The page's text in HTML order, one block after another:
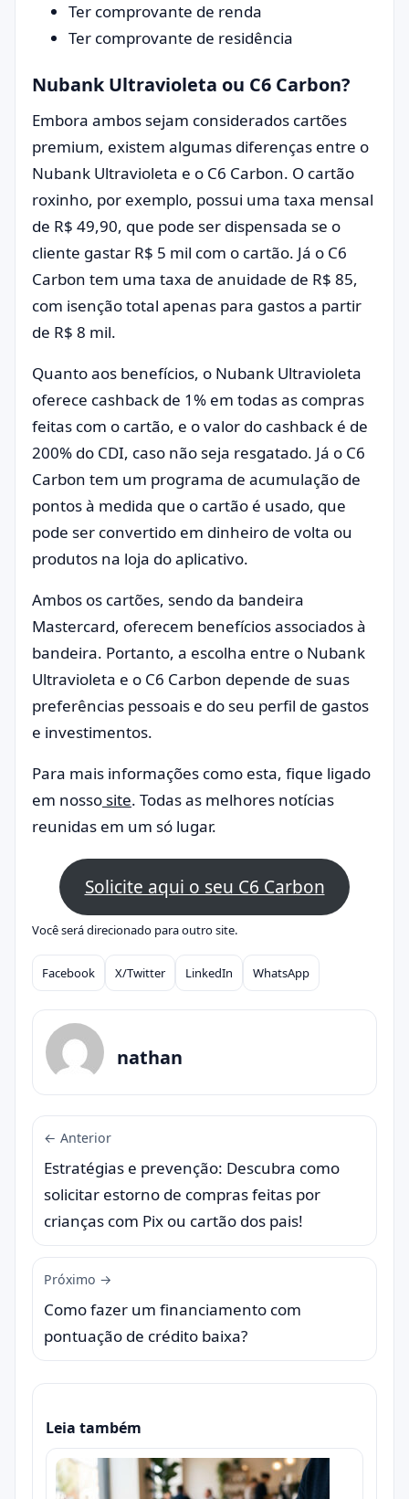
Ter comprovante de renda
Ter comprovante de residência
Nubank Ultravioleta ou C6 Carbon?
Embora ambos sejam considerados cartões
premium, existem algumas diferenças entre o
Nubank Ultravioleta e o C6 Carbon. O cartão
roxinho, por exemplo, possui uma taxa mensal
de R$ 49,90, que pode ser dispensada se o
cliente gastar R$ 5 mil com o cartão. Já o C6
Carbon tem uma taxa de anuidade de R$ 85,
com isenção total apenas para gastos a partir
de R$ 8 mil.
Quanto aos benefícios, o Nubank Ultravioleta
oferece cashback de 1% em todas as compras
feitas com o cartão, e o valor do cashback é de
200% do CDI, caso não seja resgatado. Já o C6
Carbon tem um programa de acumulação de
pontos à medida que o cartão é usado, que
pode ser convertido em dinheiro de volta ou
produtos na loja do aplicativo.
Ambos os cartões, sendo da bandeira
Mastercard, oferecem benefícios associados à
bandeira. Portanto, a escolha entre o Nubank
Ultravioleta e o C6 Carbon depende de suas
preferências pessoais e do seu perfil de gastos
e investimentos.
Para mais informações como esta, fique ligado
em nosso site. Todas as melhores notícias
reunidas em um só lugar.
Solicite aqui o seu C6 Carbon
Você será direcionado para outro site.
Compartilhar
Facebook X/Twitter LinkedIn WhatsApp
nathan
← Anterior
Estratégias e prevenção: Descubra como
solicitar estorno de compras feitas por
crianças com Pix ou cartão dos pais!
Próximo →
Como fazer um financiamento com
pontuação de crédito baixa?
Leia também